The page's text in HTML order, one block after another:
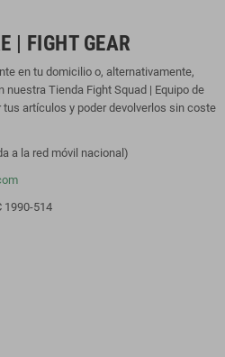
| FIGHT GEAR
en tu domicilio o, alternativamente,
Tienda Fight Squad | Equipo de
tus artículos y poder devolverlos sin coste
a la red móvil nacional)
1990-514